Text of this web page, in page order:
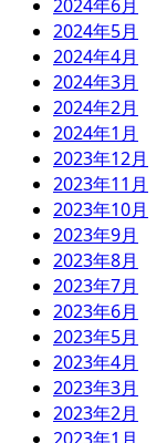
2024年6月
2024年5月
2024年4月
2024年3月
2024年2月
2024年1月
2023年12月
2023年11月
2023年10月
2023年9月
2023年8月
2023年7月
2023年6月
2023年5月
2023年4月
2023年3月
2023年2月